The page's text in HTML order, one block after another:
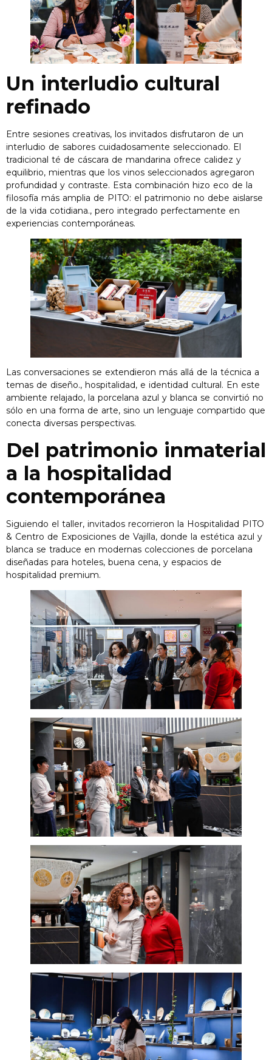
Un interludio cultural
refinado
Entre sesiones creativas, los invitados disfrutaron de un
interludio de sabores cuidadosamente seleccionado. El
tradicional té de cáscara de mandarina ofrece calidez y
equilibrio, mientras que los vinos seleccionados agregaron
profundidad y contraste. Esta combinación hizo eco de la
filosofía más amplia de PITO: el patrimonio no debe aislarse
de la vida cotidiana., pero integrado perfectamente en
experiencias contemporáneas.
Las conversaciones se extendieron más allá de la técnica a
temas de diseño., hospitalidad, e identidad cultural. En este
ambiente relajado, la porcelana azul y blanca se convirtió no
sólo en una forma de arte, sino un lenguaje compartido que
conecta diversas perspectivas.
Del patrimonio inmaterial
a la hospitalidad
contemporánea
Siguiendo el taller, invitados recorrieron la Hospitalidad PITO
& Centro de Exposiciones de Vajilla, donde la estética azul y
blanca se traduce en modernas colecciones de porcelana
diseñadas para hoteles, buena cena, y espacios de
hospitalidad premium.